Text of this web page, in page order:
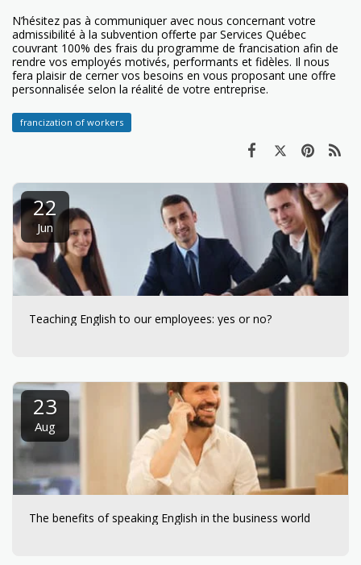
N’hésitez pas à communiquer avec nous concernant votre
admissibilité à la subvention offerte par Services Québec
couvrant 100% des frais du programme de francisation afin de
rendre vos employés motivés, performants et fidèles. Il nous
fera plaisir de cerner vos besoins en vous proposant une offre
personnalisée selon la réalité de votre entreprise.
francization of workers
22
Jun
Teaching English to our employees: yes or no?
23
Aug
The benefits of speaking English in the business world